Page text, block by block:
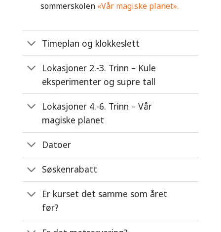
sommerskolen «Vår magiske planet».
Timeplan og klokkeslett
Lokasjoner 2.-3. Trinn – Kule
eksperimenter og supre tall
Lokasjoner 4.-6. Trinn – Vår
magiske planet
Datoer
Søskenrabatt
Er kurset det samme som året
før?